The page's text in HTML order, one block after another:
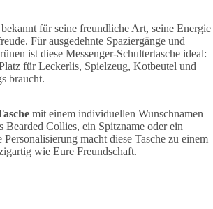
für seine freundliche Art, seine Energie
Für ausgedehnte Spaziergänge und
ist diese Messenger-Schultertasche ideal:
für Leckerlis, Spielzeug, Kotbeutel und
braucht.
mit einem individuellen Wunschnamen –
Bearded Collies, ein Spitzname oder ein
macht diese Tasche zu einem
wie Eure Freundschaft.